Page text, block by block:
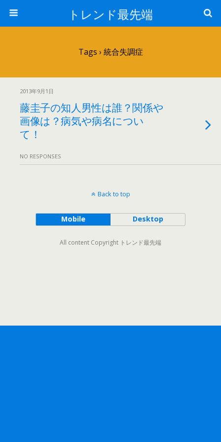
トレンド最先端
Tags › 統合失調症
2013年9月1日
藤圭子の知人男性は誰？関係や
画像は？病気や病名につい
て！
NO RESPONSES
Back to top
Mobile Desktop
All content Copyright トレンド最先端